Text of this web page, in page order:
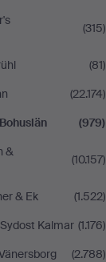
(315)
(81)
(22.174)
(979)
&
(10.157)
& Ek
(1.522)
Kalmar (1.176)
(2.788)